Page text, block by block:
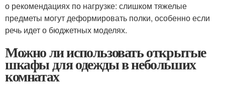
о рекомендациях по нагрузке: слишком тяжелые
предметы могут деформировать полки, особенно если
речь идет о бюджетных моделях.
Можно ли использовать открытые
шкафы для одежды в небольших
комнатах